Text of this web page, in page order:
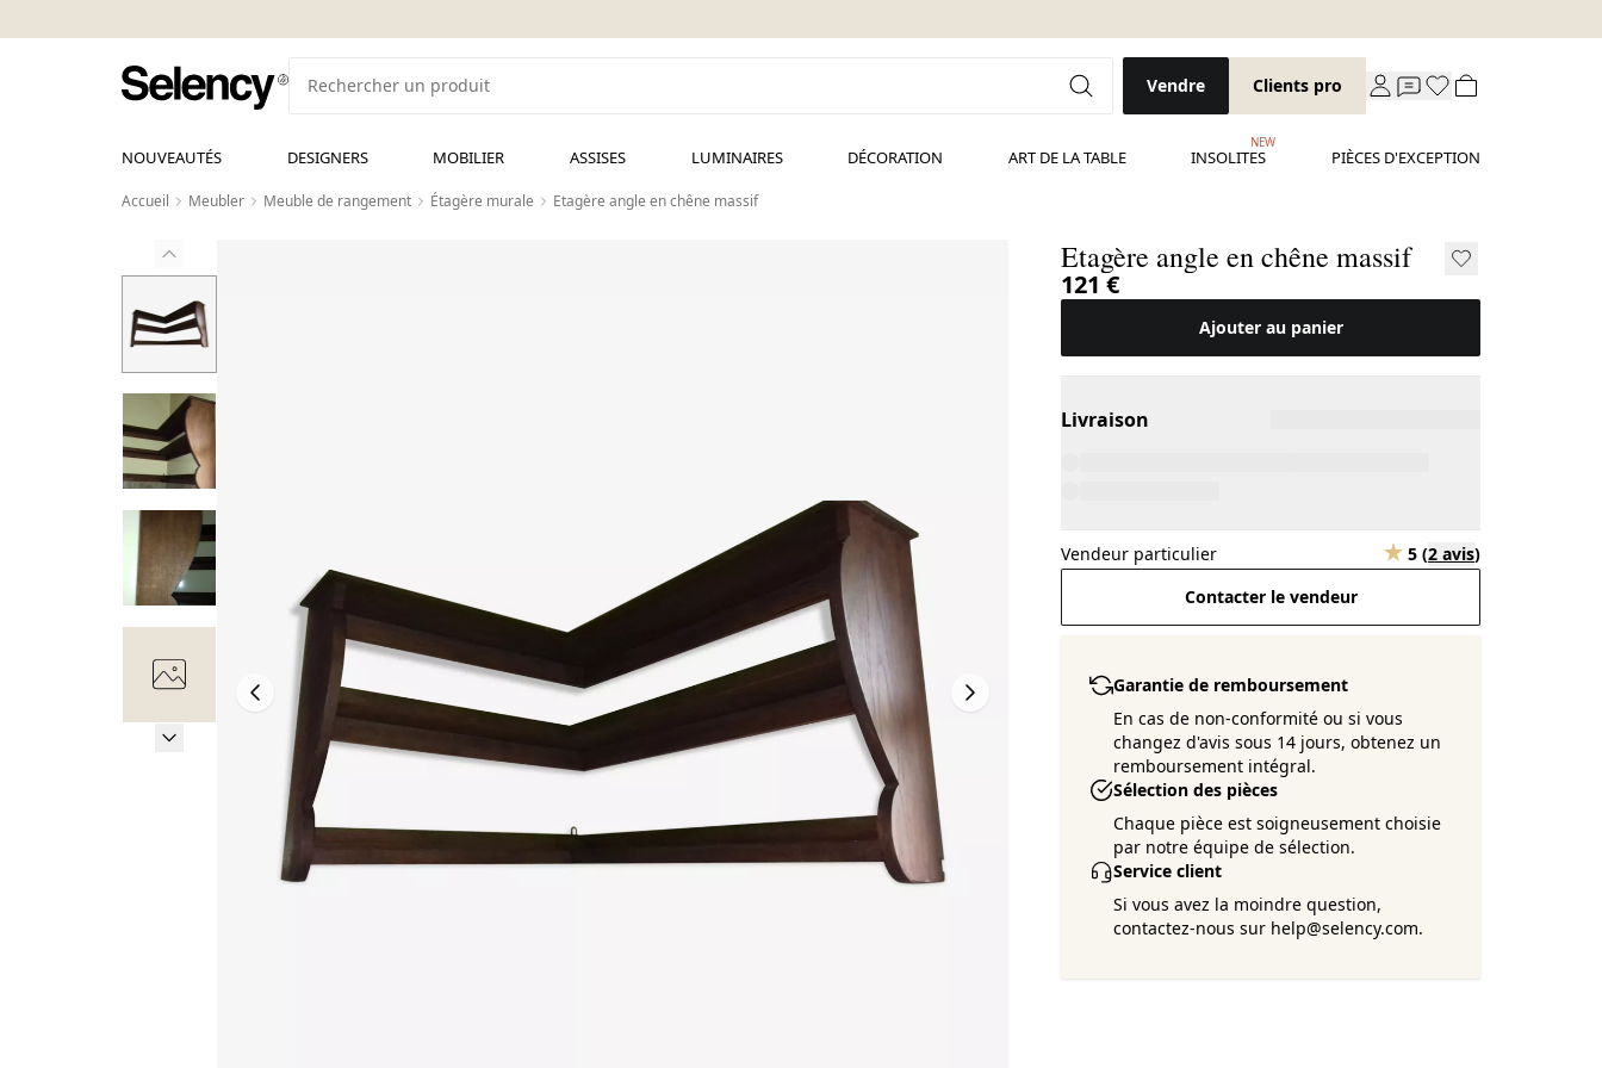
Vendre Clients pro
NOUVEAUTÉS DESIGNERS MOBILIER ASSISES LUMINAIRES DÉCORATION ART DE LA TABLE INSOLITES
NEW
PIÈCES D'EXCEPTION
Accueil Meubler Meuble de rangement Étagère murale Etagère angle en chêne massif
Etagère angle en chêne massif
121 €
Ajouter au panier
Livraison
Vendeur particulier 5 (2 avis)
Contacter le vendeur
Garantie de remboursement
En cas de non-conformité ou si vous
changez d'avis sous 14 jours, obtenez un
remboursement intégral.
Sélection des pièces
Chaque pièce est soigneusement choisie
par notre équipe de sélection.
Service client
Si vous avez la moindre question,
contactez-nous sur help@selency.com.